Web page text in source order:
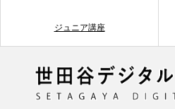
ジュニア講座